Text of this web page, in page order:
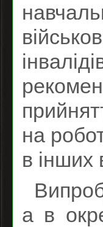
на
в інших
а в